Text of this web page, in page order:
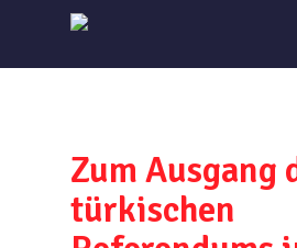
main
Zum Ausgang
türkischen